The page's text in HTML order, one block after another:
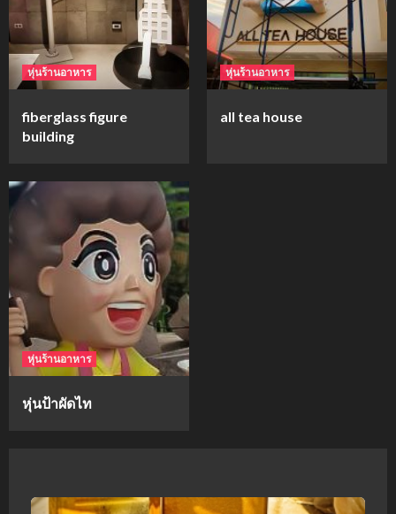
4
ม็อคอัพขวด bsab
5
ม็อคอัพน้ำมันวังว่าน
หุ่นร้านอาหาร
fiberglass figure
building
หุ่นร้านอาหาร
all tea house
หุ่นร้านอาหาร
หุ่นป้าผัดไท